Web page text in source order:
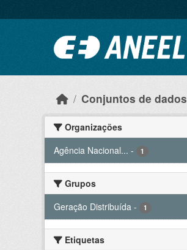
Conjuntos de dados
Organizações
Agência Nacional... - 1
Grupos
Geração Distribuída - 1
Etiquetas